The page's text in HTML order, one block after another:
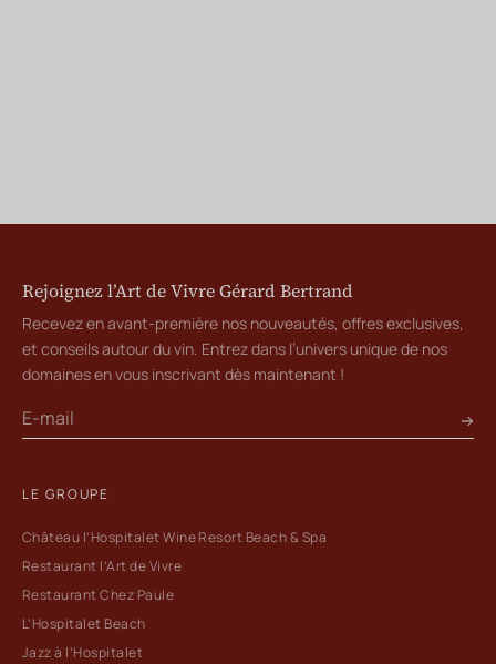
Rejoignez l’Art de Vivre Gérard Bertrand
Recevez en avant-première nos nouveautés, offres exclusives,
et conseils autour du vin. Entrez dans l’univers unique de nos
domaines en vous inscrivant dès maintenant !
LE GROUPE
Château l’Hospitalet Wine Resort Beach & Spa
Restaurant l’Art de Vivre
Restaurant Chez Paule
L'Hospitalet Beach
Jazz à l’Hospitalet